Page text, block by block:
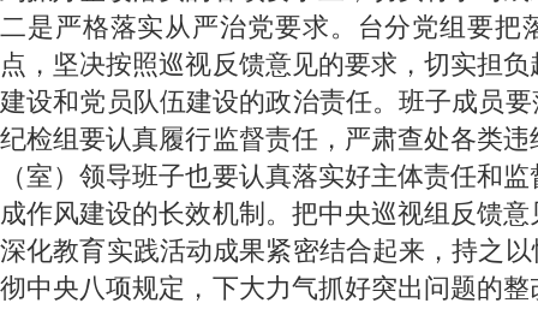
二是严格落实从严治党要求。台分党组要把
点，坚决按照巡视反馈意见的要求，切实担
建设和党员队伍建设的政治责任。班子成员
纪检组要认真履行监督责任，严肃查处各类
（室）领导班子也要认真落实好主体责任和
成作风建设的长效机制。把中央巡视组反馈
深化教育实践活动成果紧密结合起来，持之
彻中央八项规定，下大力气抓好突出问题的